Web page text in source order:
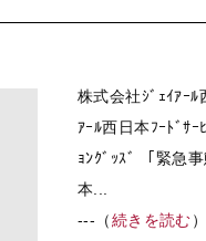
株式会社ｼﾞｪｲｱｰﾙ
ｱｰﾙ西日本ﾌｰﾄﾞｻｰ
ｮﾝｸﾞｯｽﾞ 「緊急
本...
---（続きを読む